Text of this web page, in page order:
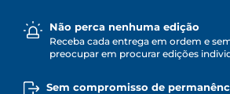
Não perca nenhuma edição
Receba cada entrega em ordem e
preocupar em procurar edições
Sem compromisso de